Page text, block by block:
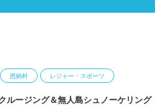
恩納村 レジャー・スポーツ
ルージング＆無人島シュノーケリング